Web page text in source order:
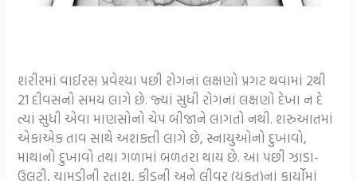
શરીરમાં વાઈરસ પ્રવેશ્યા પછી રોગનાં લક્ષણો પ્રગટ થવામાં 2થી
21 દીવસનો સમય લાગે છે. જ્યાં સુધી રોગનાં લક્ષણો દેખા ન દે
ત્યાં સુધી એવા માણસોનો ચેપ બીજાને લાગતો નથી. શરુઆતમાં
એકાએક તાવ સાથે અશક્તી લાગે છે, સ્નાયુઓનો દુખાવો,
માથાનો દુખાવો તથા ગળામાં બળતરા થાય છે. આ પછી ઝાડા-
ઉલટી, ચામડીની રતાશ, કીડની અને લીવર (યકૃત)નાં કાર્યોમાં